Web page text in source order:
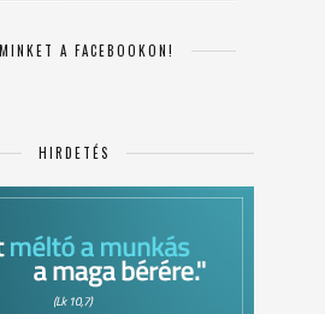
A FACEBOOKON!
HIRDETÉS